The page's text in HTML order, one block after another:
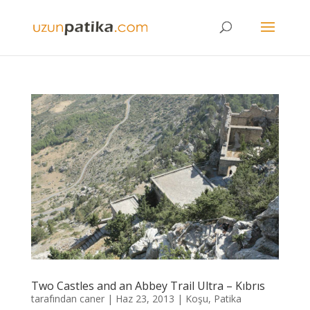
Two Castles and an Abbey Trail Ultra – Kıbrıs
tarafından caner| Haz 23, 2013 | Koşu, Patika